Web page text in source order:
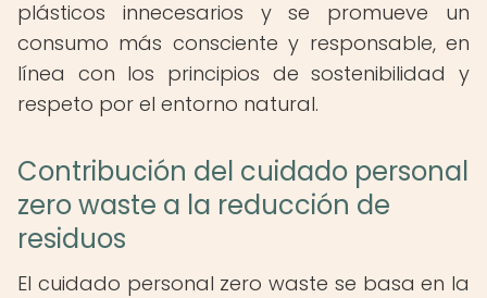
plásticos innecesarios y se promueve un
consumo más consciente y responsable, en
línea con los principios de sostenibilidad y
respeto por el entorno natural.
Contribución del cuidado personal
zero waste a la reducción de
residuos
El cuidado personal zero waste se basa en la